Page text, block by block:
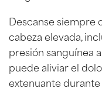
Descanse siempre
cabeza elevada,
presión sanguínea
puede aliviar el
extenuante durante